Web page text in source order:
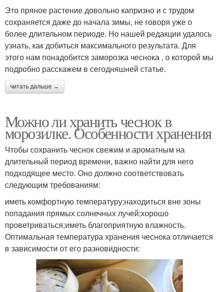
Это пряное растение довольно капризно и с трудом
сохраняется даже до начала зимы, не говоря уже о
более длительном периоде. Но нашей редакции удалось
узнать, как добиться максимального результата. Для
этого нам понадобится заморозка чеснока , о которой мы
подробно расскажем в сегодняшней статье.
читать дальше →
Можно ли хранить чеснок в
морозилке. Особенности хранения
Чтобы сохранить чеснок свежим и ароматным на
длительный период времени, важно найти для него
подходящее место. Оно должно соответствовать
следующим требованиям:
иметь комфортную температуру;находиться вне зоны
попадания прямых солнечных лучей;хорошо
проветриваться;иметь благоприятную влажность.
Оптимальная температура хранения чеснока отличается
в зависимости от его разновидности: